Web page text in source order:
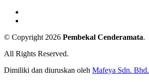
© Copyright 2026 Pembekal Cenderamata.
All Rights Reserved.
Dimiliki dan diuruskan oleh Mafeya Sdn. Bhd.